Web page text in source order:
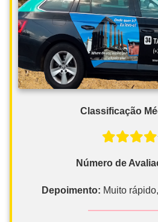
Classificação
Número de
Depoimento: Muito